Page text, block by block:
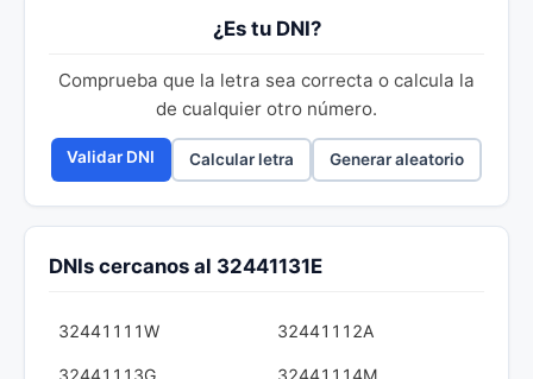
¿Es tu DNI?
Comprueba que la letra sea correcta o calcula la
de cualquier otro número.
Validar DNI Calcular letra Generar aleatorio
DNIs cercanos al 32441131E
32441111W 32441112A
32441113G 32441114M